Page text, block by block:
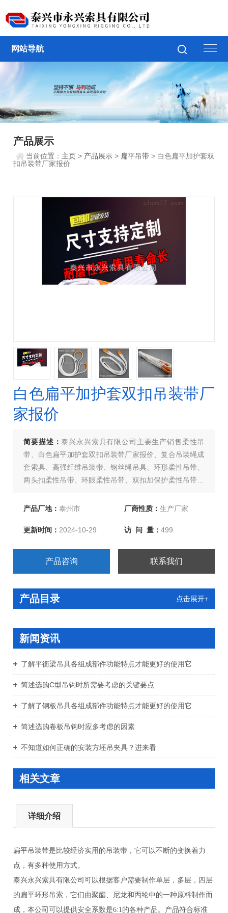
网站导航
产品展示
当前位置： 主页 > 产品展示 > 扁平吊带 > 白色扁平加护套双
扣吊装带厂家报价
白色扁平加护套双扣吊装带厂
家报价
简要描述：泰兴永兴索具有限公司主要生产销售柔性吊
带、白色扁平加护套双扣吊装带厂家报价、复合吊装绳成
套索具、高强纤维吊装带、钢丝绳吊具、环形柔性吊带、
两头扣柔性吊带、环眼柔性吊带、双扣加保护柔性吊带、
大系列，上百种产品，欢迎新老客户、来函洽谈订购！
产品厂地：泰州市 厂商性质： 生产厂家
更新时间：2024-10-29 访 问 量： 499
产品咨询 联系我们
产品目录 点击展开+
新闻资讯
了解平衡梁吊具各组成部件功能特点才能更好的使用它
简述选购C型吊钩时所需要考虑的关键要点
了解了钢板吊具各组成部件功能特点才能更好的使用它
简述选购卷板吊钩时应多考虑的因素
不知道如何正确的安装方坯吊夹具？进来看
相关文章
详细介绍
扁平吊装带是比较经济实用的吊装带，它可以不断的变换着力
点，有多种使用方式。
泰兴永兴索具有限公司可以根据客户需要制作单层，多层，四层
的扁平环形吊索，它们由聚酯、尼龙和丙纶中的一种原料制作而
成，本公司可以提供安全系数是6:1的各种产品。产品符合标准